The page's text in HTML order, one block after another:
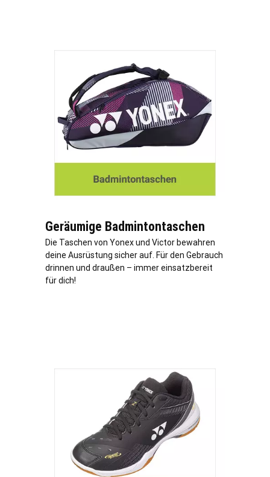
Geräumige Badmintontaschen
Die Taschen von Yonex und Victor bewahren
deine Ausrüstung sicher auf. Für den Gebrauch
drinnen und draußen – immer einsatzbereit
für dich!